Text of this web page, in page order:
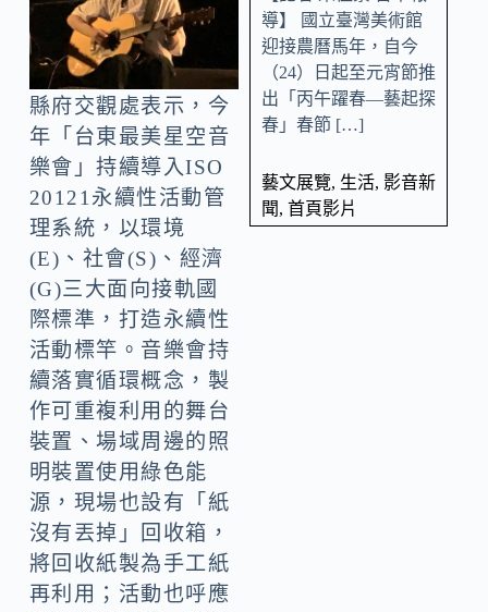
縣府交觀處表示，今
年「台東最美星空音
樂會」持續導入ISO
20121永續性活動管
理系統，以環境
(E)、社會(S)、經濟
(G)三大面向接軌國
際標準，打造永續性
活動標竿。音樂會持
續落實循環概念，製
作可重複利用的舞台
裝置、場域周邊的照
明裝置使用綠色能
源，現場也設有「紙
沒有丟掉」回收箱，
將回收紙製為手工紙
再利用；活動也呼應
導】 國立臺灣美術館
迎接農曆馬年，自今
（24）日起至元宵節推
出「丙午躍春—藝起探
春」春節 […]
藝文展覽, 生活, 影音新
聞, 首頁影片